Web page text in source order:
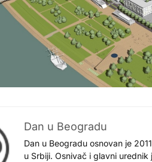
Dan u Beogradu
Dan u Beogradu osnovan je
u Srbiji. Osnivač i glavni